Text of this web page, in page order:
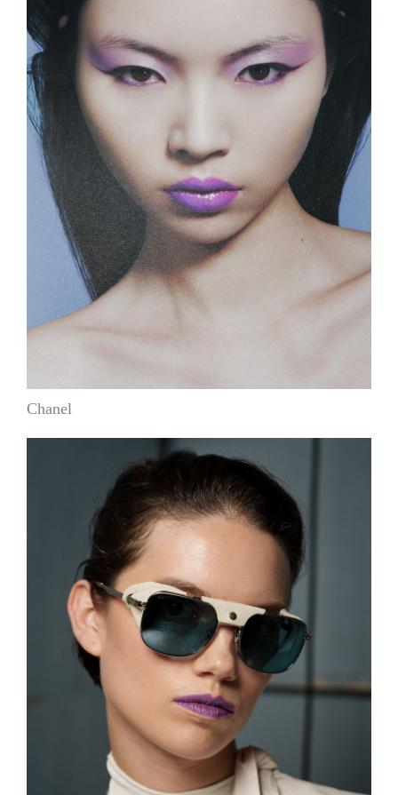
Chanel